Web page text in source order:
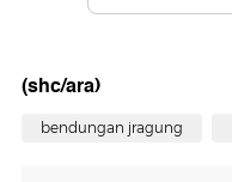
(shc/ara)
bendungan jragung